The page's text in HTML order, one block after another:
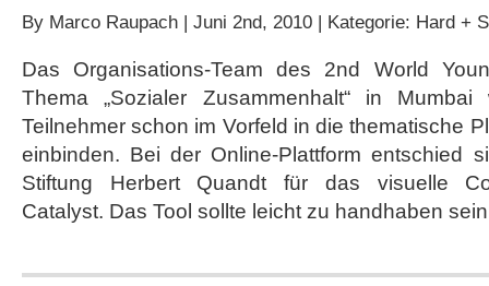
By Marco Raupach | Juni 2nd, 2010 | Kategorie: Hard +
Das Organisations-Team des 2nd World
Thema „Sozialer Zusammenhalt“ in
Teilnehmer schon im Vorfeld in die thematische
einbinden. Bei der Online-Plattform entschied
Stiftung Herbert Quandt für das visuelle
Catalyst. Das Tool sollte leicht zu handhaben